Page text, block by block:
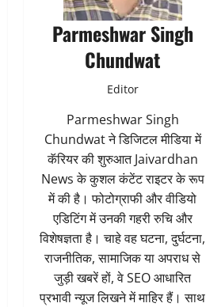
Parmeshwar Singh
Chundwat
Editor
Parmeshwar Singh
Chundwat ने डिजिटल मीडिया में
कॅरियर की शुरुआत Jaivardhan
News के कुशल कंटेंट राइटर के रूप
में की है। फोटोग्राफी और वीडियो
एडिटिंग में उनकी गहरी रुचि और
विशेषज्ञता है। चाहे वह घटना, दुर्घटना,
राजनीतिक, सामाजिक या अपराध से
जुड़ी खबरें हों, वे SEO आधारित
प्रभावी न्यूज लिखने में माहिर हैं। साथ